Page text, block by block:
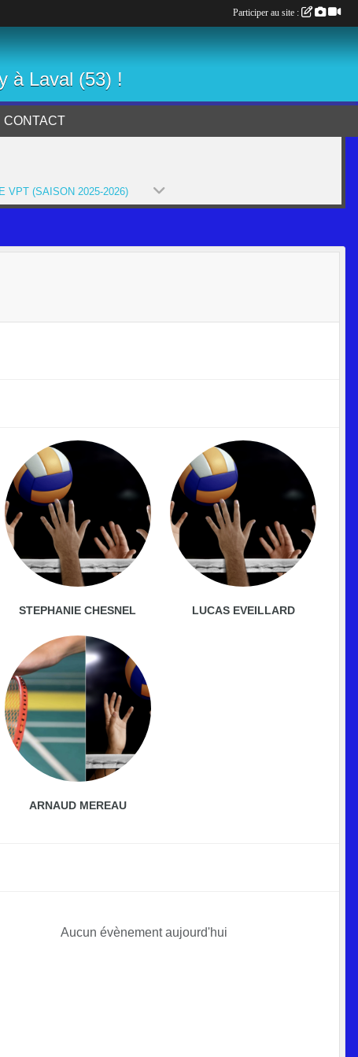
à Laval (53) !
CONTACT
VPT (SAISON 2025-2026)
STEPHANIE CHESNEL LUCAS EVEILLARD
ARNAUD MEREAU
Aucun évènement aujourd'hui
Participer au site :